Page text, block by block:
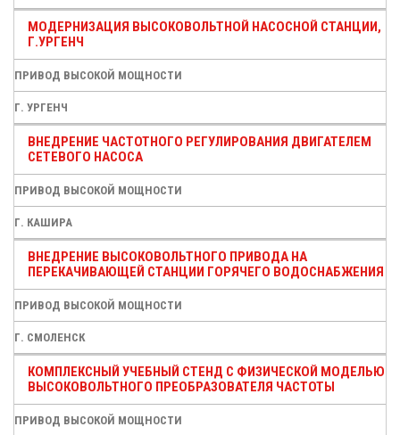
МОДЕРНИЗАЦИЯ ВЫСОКОВОЛЬТНОЙ НАСОСНОЙ СТАНЦИИ,
Г.УРГЕНЧ
ПРИВОД ВЫСОКОЙ МОЩНОСТИ
Г. УРГЕНЧ
ВНЕДРЕНИЕ ЧАСТОТНОГО РЕГУЛИРОВАНИЯ ДВИГАТЕЛЕМ
СЕТЕВОГО НАСОСА
ПРИВОД ВЫСОКОЙ МОЩНОСТИ
Г. КАШИРА
ВНЕДРЕНИЕ ВЫСОКОВОЛЬТНОГО ПРИВОДА НА
ПЕРЕКАЧИВАЮЩЕЙ СТАНЦИИ ГОРЯЧЕГО ВОДОСНАБЖЕНИЯ
ПРИВОД ВЫСОКОЙ МОЩНОСТИ
Г. СМОЛЕНСК
КОМПЛЕКСНЫЙ УЧЕБНЫЙ СТЕНД С ФИЗИЧЕСКОЙ МОДЕЛЬЮ
ВЫСОКОВОЛЬТНОГО ПРЕОБРАЗОВАТЕЛЯ ЧАСТОТЫ
ПРИВОД ВЫСОКОЙ МОЩНОСТИ